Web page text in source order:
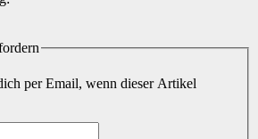
per Email, wenn dieser Artikel